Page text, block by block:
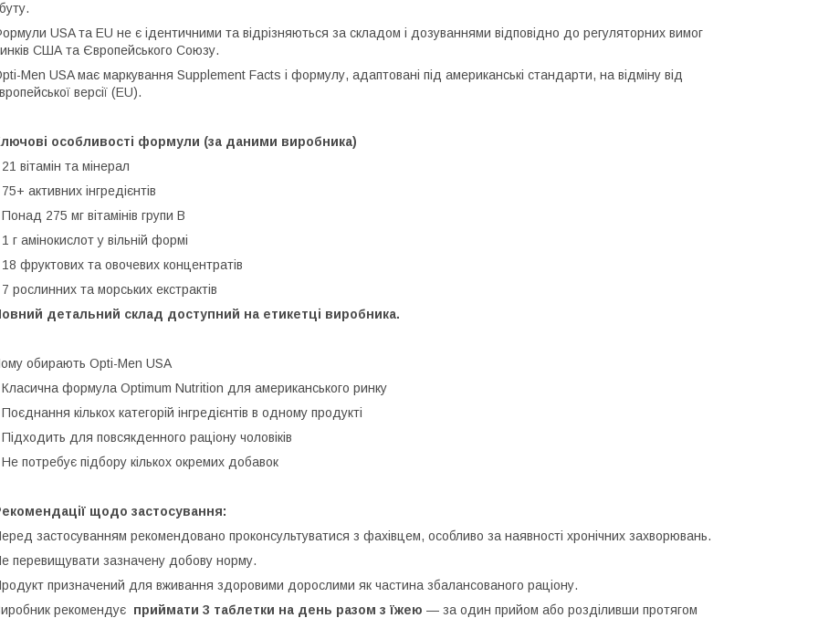
USA та EU не є ідентичними та відрізняються за складом і дозуваннями відповідно до регуляторних вимог
США та Європейського Союзу.
Men USA має маркування Supplement Facts і формулу, адаптовані під американські стандарти, на відміну від
версії (EU).
особливості формули (за даними виробника)
21 вітамін та мінерал
75+ активних інгредієнтів
Понад 275 мг вітамінів групи B
1 г амінокислот у вільній формі
18 фруктових та овочевих концентратів
7 рослинних та морських екстрактів
детальний склад доступний на етикетці виробника.
обирають Opti-Men USA
Класична формула Optimum Nutrition для американського ринку
Поєднання кількох категорій інгредієнтів в одному продукті
Підходить для повсякденного раціону чоловіків
Не потребує підбору кількох окремих добавок
щодо застосування:
застосуванням рекомендовано проконсультуватися з фахівцем, особливо за наявності хронічних захворювань.
перевищувати зазначену добову норму.
призначений для вживання здоровими дорослими як частина збалансованого раціону.
рекомендує приймати 3 таблетки на день разом з їжею — за один прийом або розділивши протягом